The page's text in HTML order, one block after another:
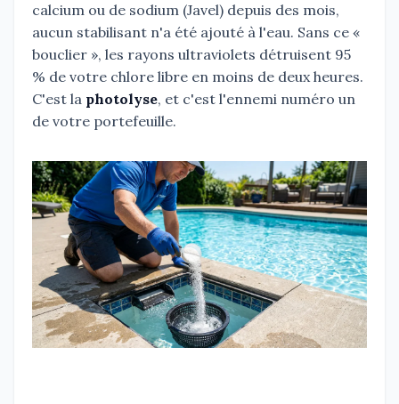
calcium ou de sodium (Javel) depuis des mois,
aucun stabilisant n'a été ajouté à l'eau. Sans ce «
bouclier », les rayons ultraviolets détruisent 95
% de votre chlore libre en moins de deux heures.
C'est la photolyse, et c'est l'ennemi numéro un
de votre portefeuille.